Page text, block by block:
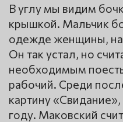
В углу мы видим
крышкой. Мальчик
одежде женщины, на
Он так устал, но
необходимым
рабочий. Среди
картину
году. Маковский